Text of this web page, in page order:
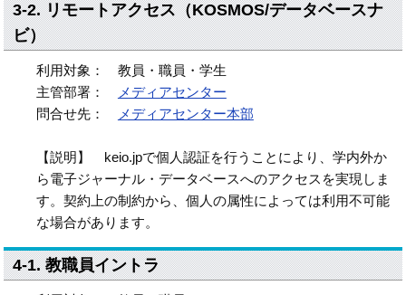
3-2. リモートアクセス（KOSMOS/データベースナ
ビ）
利用対象： 教員・職員・学生
主管部署：
メディアセンター
問合せ先：
メディアセンター本部
【説明】 keio.jpで個人認証を行うことにより、学内外か
ら電子ジャーナル・データベースへのアクセスを実現しま
す。契約上の制約から、個人の属性によっては利用不可能
な場合があります。
4-1. 教職員イントラ